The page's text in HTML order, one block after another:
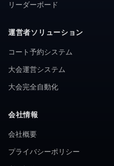
リーダーボード
運営者ソリューション
コート予約システム
大会運営システム
大会完全自動化
会社情報
会社概要
プライバシーポリシー